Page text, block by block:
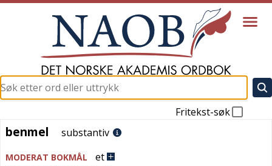
Fritekst-søk
benmel
benmel substantiv
MODERAT BOKMÅL et